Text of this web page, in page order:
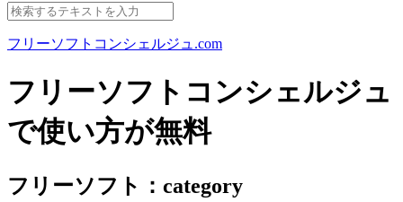
フリーソフトコンシェルジュ.com
フリーソフトコンシェルジュ
で使い方が無料
フリーソフト：category